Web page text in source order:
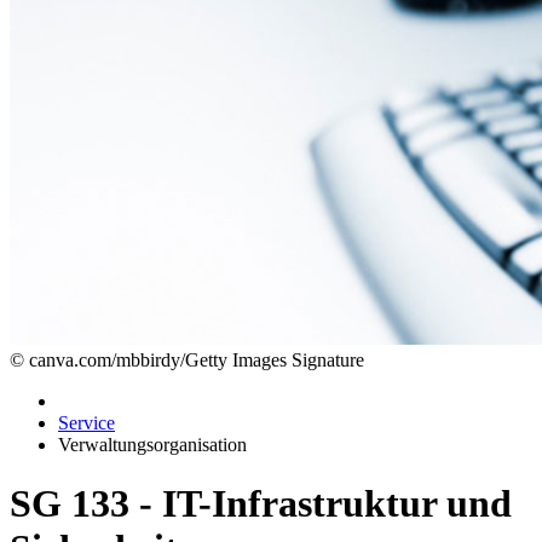
© canva.com/mbbirdy/Getty Images Signature
Service
Verwaltungsorganisation
SG 133 - IT-Infrastruktur und